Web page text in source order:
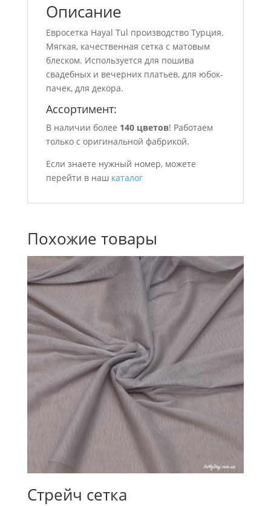
Описание
Евросетка Hayal Tul производство Турция.
Мягкая, качественная сетка с матовым
блеском. Используется для пошива
свадебных и вечерних платьев, для юбок-
пачек, для декора.
Ассортимент:
В наличии более 140 цветов! Работаем
только с оригинальной фабрикой.
Если знаете нужный номер, можете
перейти в наш каталог
Похожие товары
Стрейч сетка